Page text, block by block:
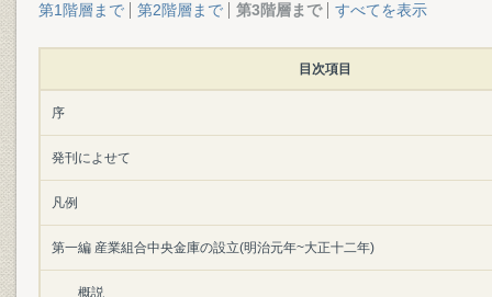
第1階層まで 第2階層まで 第3階層まで すべてを表示
目次項目
序
発刊によせて
凡例
第一編 産業組合中央金庫の設立(明治元年~大正十二年)
概説